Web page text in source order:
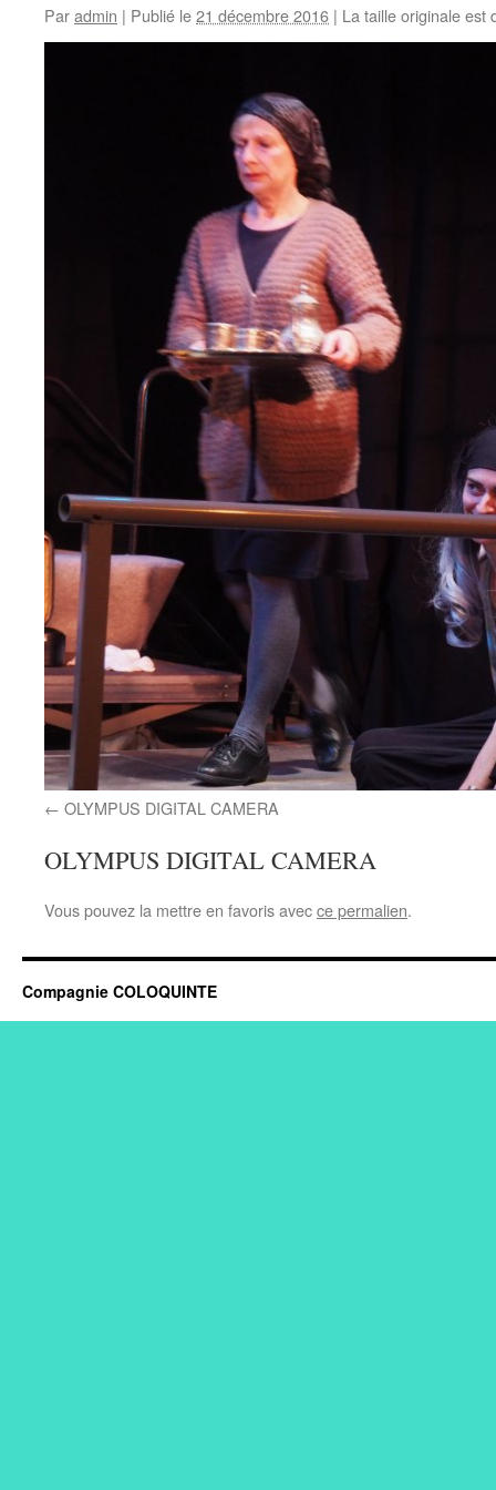
Paradmin | Publié le21 décembre 2016 | La taille originale est
OLYMPUS DIGITAL CAMERA
OLYMPUS DIGITAL CAMERA
Vous pouvez la mettre en favoris avecce permalien.
Compagnie COLOQUINTE